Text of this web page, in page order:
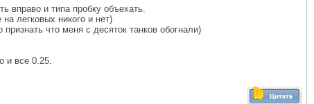
вправо и типа пробку объехать.
легковых никого и нет)
что меня с десяток танков обогнали)
и все 0.25.